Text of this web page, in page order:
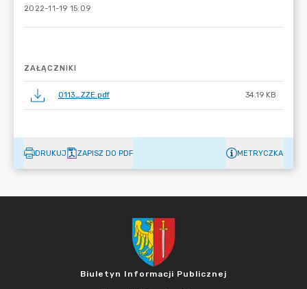
2022-11-19 15:09
ZAŁĄCZNIKI
0113_ZZE.pdf 34.19 KB
DRUKUJ ZAPISZ DO PDF METRYCZKA
Biuletyn Informacji Publicznej